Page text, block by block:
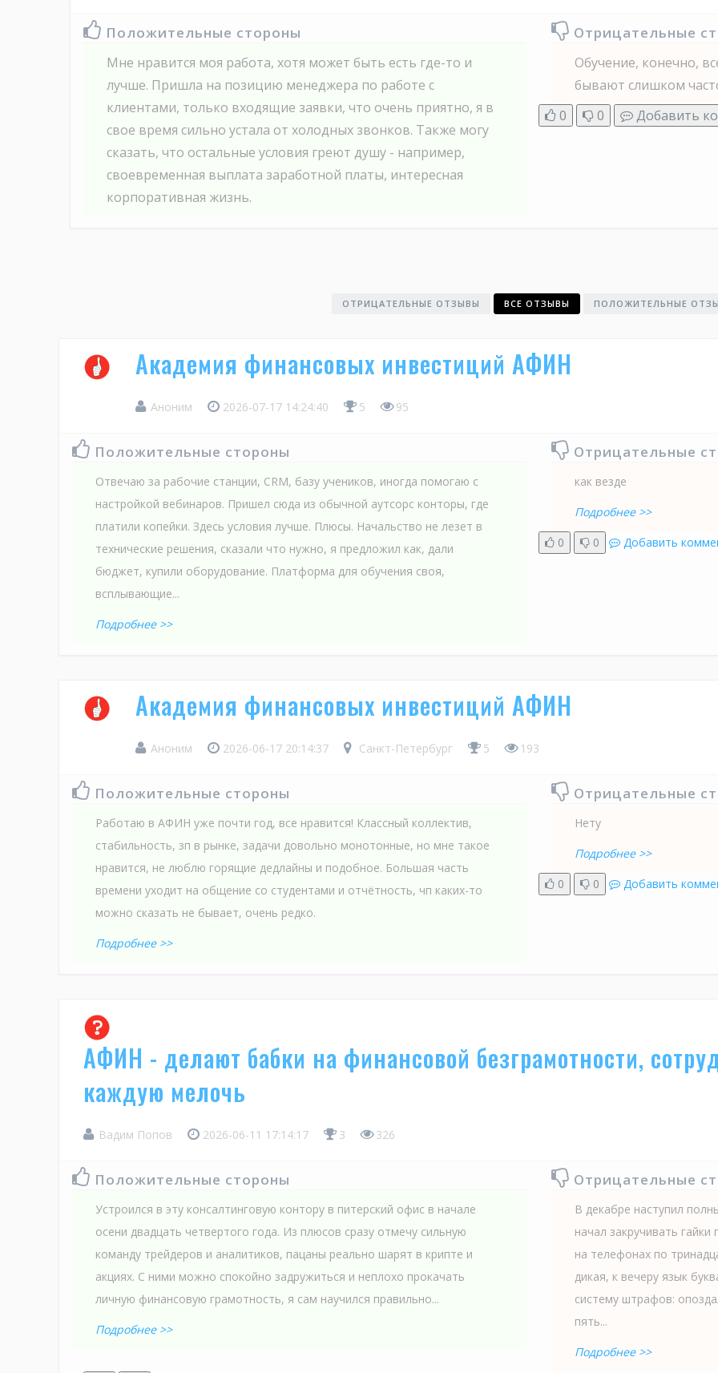
Положительные стороны
Мне нравится моя работа, хотя может быть есть где-то и
лучше. Пришла на позицию менеджера по работе с
клиентами, только входящие заявки, что очень приятно, я в
свое время сильно устала от холодных звонков. Также могу
сказать, что остальные условия греют душу - например,
своевременная выплата заработной платы, интересная
корпоративная жизнь.
Отрицательные
Обучение, конечно,
бывают слишком
0
0 Добавить
ОТРИЦАТЕЛЬНЫЕ ОТЗЫВЫ ВСЕ ОТЗЫВЫ ПОЛОЖИТЕЛЬНЫЕ
Академия финансовых инвестиций АФИН
Аноним 2026-07-17 14:24:40 5 95
Положительные стороны
Отвечаю за рабочие станции, CRM, базу учеников, иногда помогаю с
настройкой вебинаров. Пришел сюда из обычной аутсорс конторы, где
платили копейки. Здесь условия лучше. Плюсы. Начальство не лезет в
технические решения, сказали что нужно, я предложил как, дали
бюджет, купили оборудование. Платформа для обучения своя,
всплывающие...
Подробнее >>
Отрицательные
как везде
Подробнее >>
0
0 Добавить
Академия финансовых инвестиций АФИН
Аноним 2026-06-17 20:14:37 Санкт-Петербург 5 193
Положительные стороны
Работаю в АФИН уже почти год, все нравится! Классный коллектив,
стабильность, зп в рынке, задачи довольно монотонные, но мне такое
нравится, не люблю горящие дедлайны и подобное. Большая часть
времени уходит на общение со студентами и отчётность, чп каких-то
можно сказать не бывает, очень редко.
Подробнее >>
Отрицательные
Нету
Подробнее >>
0
0 Добавить
АФИН - делают бабки на финансовой безграмотности,
каждую мелочь
Вадим Попов 2026-06-11 17:14:17 3 326
Положительные стороны
Устроился в эту консалтинговую контору в питерский офис в начале
осени двадцать четвертого года. Из плюсов сразу отмечу сильную
команду трейдеров и аналитиков, пацаны реально шарят в крипте и
акциях. С ними можно спокойно задружиться и неплохо прокачать
личную финансовую грамотность, я сам научился правильно...
Подробнее >>
Отрицательные
В декабре наступил
начал закручивать
на телефонах по
дикая, к вечеру язык
систему штрафов:
пять...
Подробнее >>